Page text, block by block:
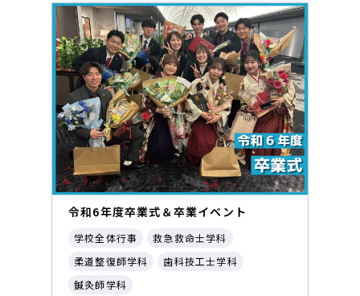
令和6年度卒業式＆卒業イベント
学校全体行事
救急救命士学科
柔道整復師学科
歯科技工士学科
鍼灸師学科